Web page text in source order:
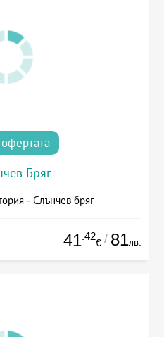
Бряг
- Слънчев бряг
41.42
€ / 81лв.